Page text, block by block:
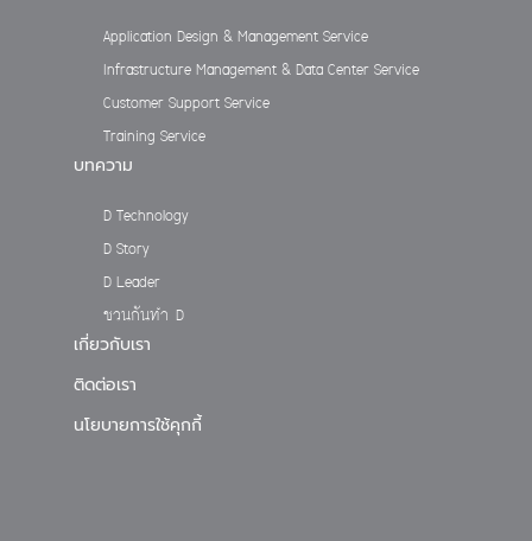
Application Design & Management Service
Infrastructure Management & Data Center Service
Customer Support Service
Training Service
บทความ
D Technology
D Story
D Leader
ชวนกันทำ D
เกี่ยวกับเรา
ติดต่อเรา
นโยบายการใช้คุกกี้